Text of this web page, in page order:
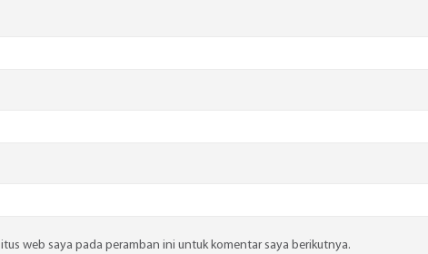
web saya pada peramban ini untuk komentar saya berikutnya.